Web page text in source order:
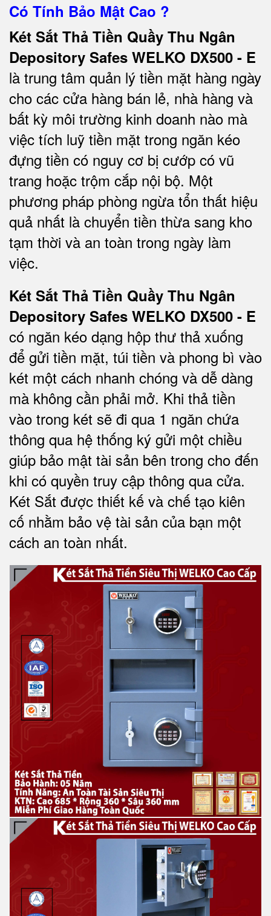
Có Tính Bảo Mật Cao ?
Két Sắt Thả Tiền Quầy Thu Ngân
Depository Safes WELKO DX500 - E
là trung tâm quản lý tiền mặt hàng ngày
cho các cửa hàng bán lẻ, nhà hàng và
bất kỳ môi trường kinh doanh nào mà
việc tích luỹ tiền mặt trong ngăn kéo
đựng tiền có nguy cơ bị cướp có vũ
trang hoặc trộm cắp nội bộ. Một
phương pháp phòng ngừa tổn thất hiệu
quả nhất là chuyển tiền thừa sang kho
tạm thời và an toàn trong ngày làm
việc.
Két Sắt Thả Tiền Quầy Thu Ngân
Depository Safes WELKO DX500 - E
có ngăn kéo dạng hộp thư thả xuống
để gửi tiền mặt, túi tiền và phong bì vào
két một cách nhanh chóng và dễ dàng
mà không cần phải mở. Khi thả tiền
vào trong két sẽ đi qua 1 ngăn chứa
thông qua hệ thống ký gửi một chiều
giúp bảo mật tài sản bên trong cho đến
khi có quyền truy cập thông qua cửa.
Két Sắt được thiết kế và chế tạo kiên
cố nhằm bảo vệ tài sản của bạn một
cách an toàn nhất.